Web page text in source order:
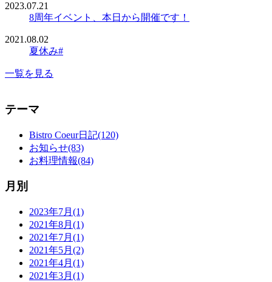
2023.07.21
8周年イベント、本日から開催です！
2021.08.02
夏休み#
一覧を見る
テーマ
Bistro Coeur日記(120)
お知らせ(83)
お料理情報(84)
月別
2023年7月(1)
2021年8月(1)
2021年7月(1)
2021年5月(2)
2021年4月(1)
2021年3月(1)